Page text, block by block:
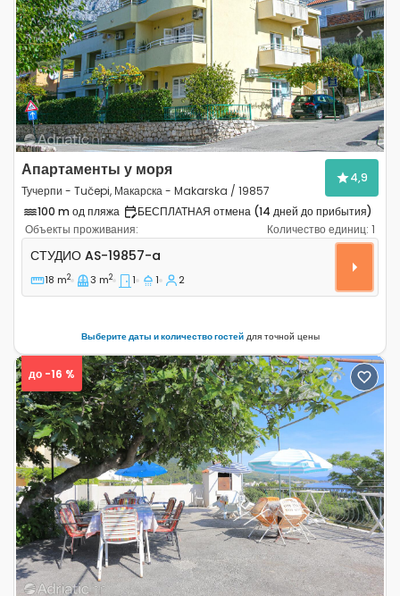
Previous Next
Апартаменты у моря
Тучерпи - Tučepi, Макарска - Makarska / 19857
4,9
100 m од пляжа
БЕСПЛАТНАЯ отмена (14 дней до прибытия)
Объекты проживания:
Количество единиц: 1
Студио-апартаменты Тучерпи - Tučepi, Макарска -
СТУДИО AS-19857-a
18 m2 3 m2 1 1 2
Выберите даты и количество гостейдля точной цены
Previous Next
до -16 %